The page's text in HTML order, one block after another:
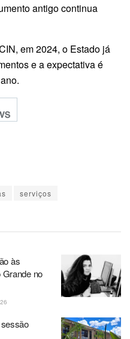
antigo continua
em 2024, o Estado já
e a expectativa é
serviços
às
no